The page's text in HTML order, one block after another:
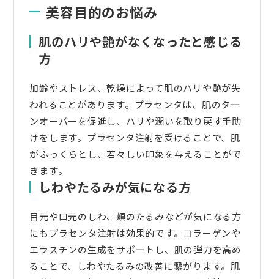
美容目的のお悩み
肌のハリや艶がなくなったと感じる
方
加齢やストレス、乾燥によって肌のハリや艶が失
われることがあります。プラセンタは、肌のター
ンオーバーを促進し、ハリや潤いを取り戻す手助
けをします。プラセンタ注射を受けることで、肌
がふっくらとし、若々しい印象を与えることがで
きます。
しわやたるみが気になる方
目元や口元のしわ、頬のたるみなどが気になる方
にもプラセンタ注射は効果的です。コラーゲンや
エラスチンの生成をサポートし、肌の弾力を高め
ることで、しわやたるみの改善に繋がります。肌